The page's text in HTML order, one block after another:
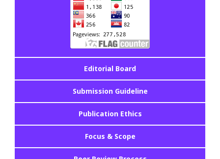
Editorial Board
Submission Guideline
Publication Ethics
Focus & Scope